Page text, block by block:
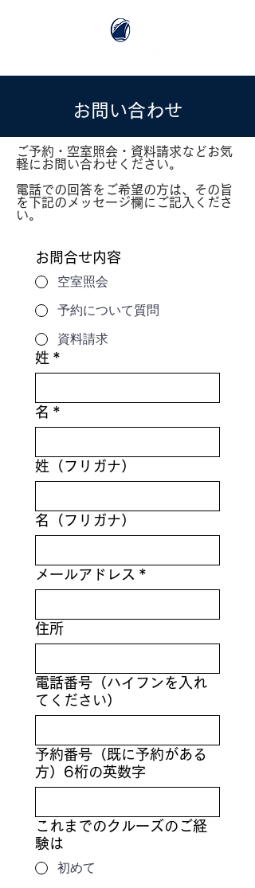
お問い合わせ
ご予約・空室照会・資料請求などお気
軽にお問い合わせください。
電話での回答をご希望の方は、その旨
を下記のメッセージ欄にご記入くださ
い。
お問合せ内容
空室照会
予約について質問
資料請求
姓 *
名 *
姓（フリガナ）
名（フリガナ）
メールアドレス *
住所
電話番号（ハイフンを入れ
てください）
予約番号（既に予約がある
方）6桁の英数字
これまでのクルーズのご経
験は
初めて